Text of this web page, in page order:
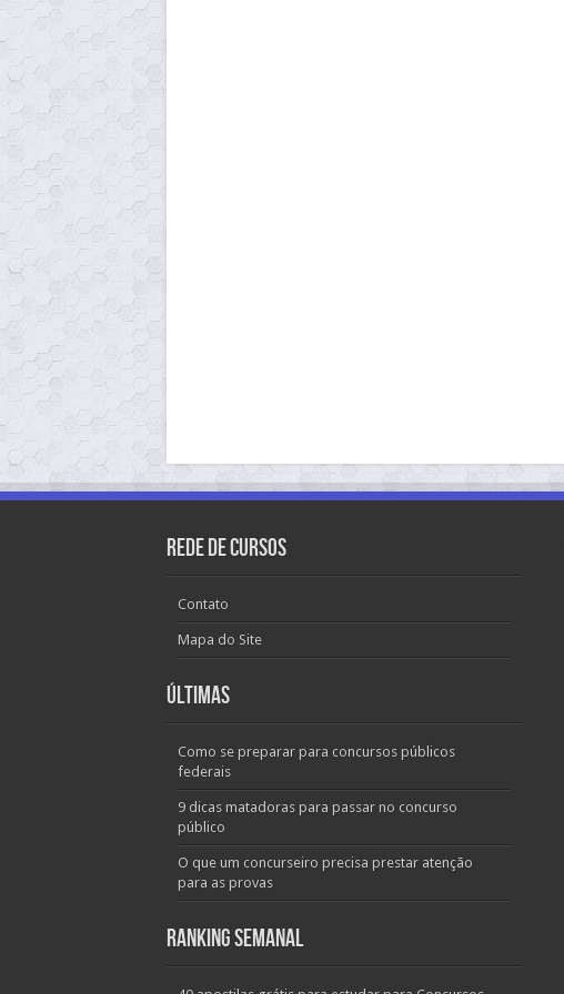
Rede de Cursos
Contato
Mapa do Site
Últimas
Como se preparar para concursos públicos
federais
9 dicas matadoras para passar no concurso
público
O que um concurseiro precisa prestar atenção
para as provas
Ranking Semanal